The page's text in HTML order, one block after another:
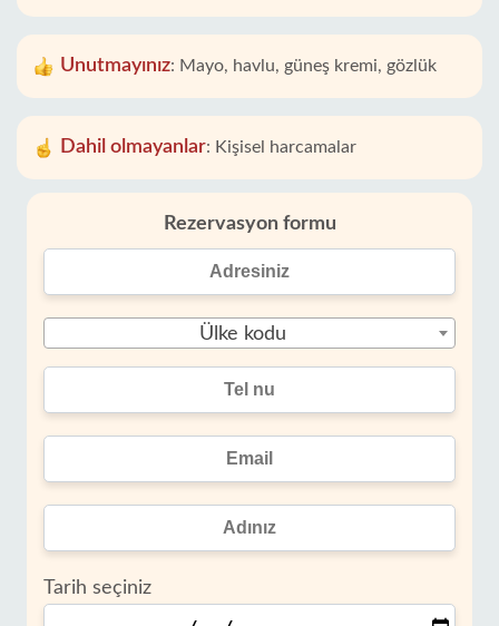
Unutmayınız: Mayo, havlu, güneş kremi, gözlük
Dahil olmayanlar: Kişisel harcamalar
Rezervasyon formu
Ülke kodu
Tarih seçiniz